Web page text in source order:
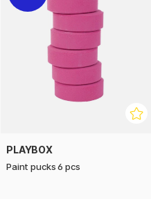
PLAYBOX
Paint pucks 6 pcs